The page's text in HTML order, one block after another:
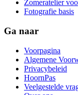
Zomeratelier
Fotografie basis
Ga naar
Voorpagina
Algemene
Privacybeleid
HoornPas
Veelgestelde